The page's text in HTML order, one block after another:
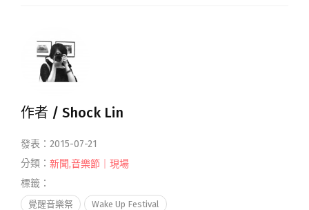
作者 / Shock Lin
發表：2015-07-21
分類： 新聞,音樂節｜現場
標籤：
覺醒音樂祭 Wake Up Festival